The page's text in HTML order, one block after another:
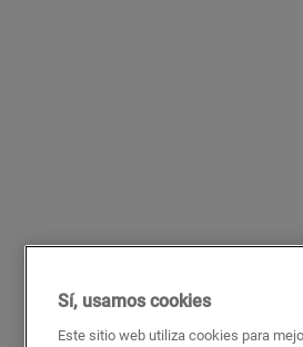
Sí, usamos cookies
Este sitio web utiliza cookies para